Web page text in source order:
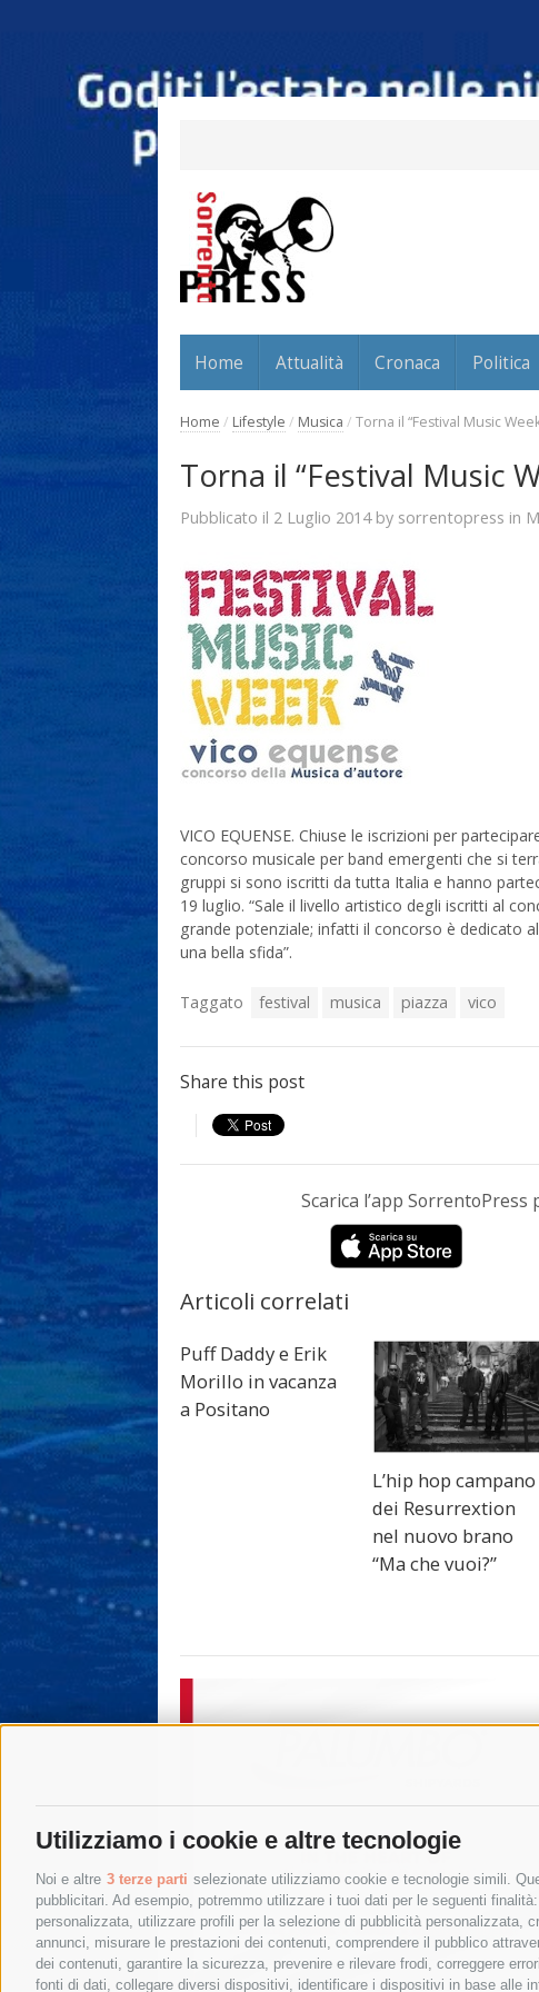
Utilizziamo i cookie e altre tecnologie
Noi e altre 3 terze parti selezionate utilizziamo cookie e tecnologie simili.
pubblicitari. Ad esempio, potremmo utilizzare i tuoi dati per le seguenti
personalizzata, utilizzare profili per la selezione di pubblicità personalizzata,
annunci, misurare le prestazioni dei contenuti, comprendere il pubblico
dei contenuti, garantire la sicurezza, prevenire e rilevare frodi, correggere
fonti di dati, collegare diversi dispositivi, identificare i dispositivi in base alle
Home Attualità Cronaca Politica
Home / Lifestyle / Musica / Torna il “Festival Music
Torna il “Festival Music
Pubblicato il 2 Luglio 2014by sorrentopress in
VICO EQUENSE. Chiuse le iscrizioni per
concorso musicale per band emergenti che si
gruppi si sono iscritti da tutta Italia e hanno
19 luglio. “Sale il livello artistico degli iscritti al
grande potenziale; infatti il concorso è dedicato
una bella sfida”.
Taggato festival musica piazza vico
Share this post
Scarica l’app
Articoli correlati
Puff Daddy e Erik
Morillo in vacanza
a Positano
L’hip hop campano
dei Resurrextion
nel nuovo brano
“Ma che vuoi?”